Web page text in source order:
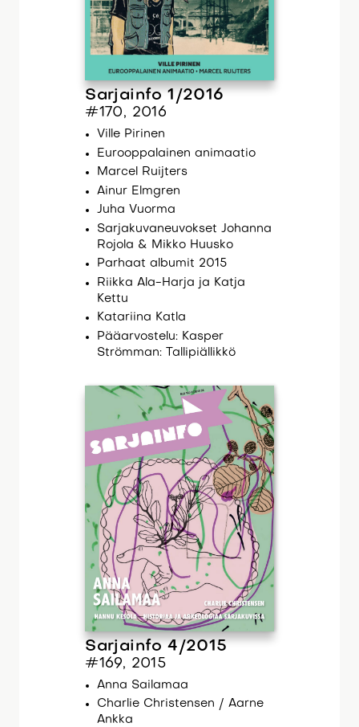
Sarjainfo 1/2016
#170, 2016
Ville Pirinen
Eurooppalainen animaatio
Marcel Ruijters
Ainur Elmgren
Juha Vuorma
Sarjakuvaneuvokset Johanna
Rojola & Mikko Huusko
Parhaat albumit 2015
Riikka Ala-Harja ja Katja
Kettu
Katariina Katla
Pääarvostelu: Kasper
Strömman: Tallipiällikkö
Sarjainfo 4/2015
#169, 2015
Anna Sailamaa
Charlie Christensen / Aarne
Ankka